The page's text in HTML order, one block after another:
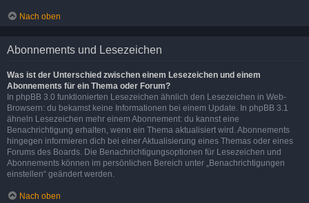
Nach oben
Abonnements und Lesezeichen
Was ist der Unterschied zwischen einem Lesezeichen und einem
Abonnements für ein Thema oder Forum?
In phpBB 3.0 funktionierten Lesezeichen ähnlich den Lesezeichen in Web-
Browsern: du bekamst keine Informationen bei einem Update. In phpBB 3.1
ähneln Lesezeichen mehr einem Abonnement: du kannst eine
Benachrichtigung erhalten, wenn ein Thema aktualisiert wird. Abonnements
hingegen informieren dich bei einer Aktualisierung eines Themas oder eines
Forums des Boards. Die Benachrichtigungsoptionen für Lesezeichen und
Abonnements können im persönlichen Bereich unter „Benachrichtigungen
einstellen“ geändert werden.
Nach oben